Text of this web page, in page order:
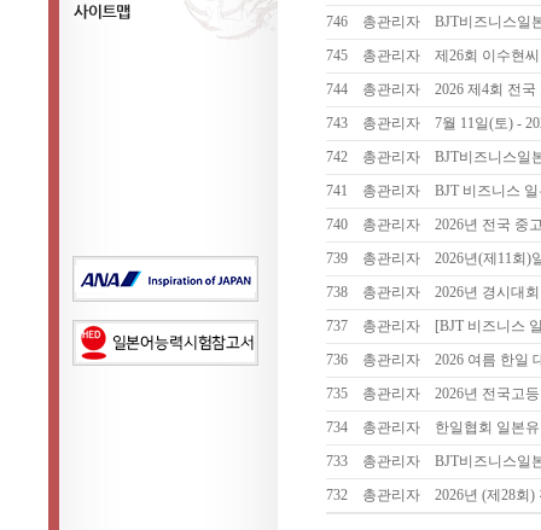
회원모집
746
총관리자
BJT비즈니스일
745
총관리자
제26회 이수현
744
총관리자
2026 제4회 전
743
총관리자
7월 11일(토) -
742
총관리자
BJT비즈니스일
741
총관리자
BJT 비즈니스
740
총관리자
2026년 전국 중
739
총관리자
2026년(제11회)
738
총관리자
2026년 경시대
737
총관리자
[BJT 비즈니스
736
총관리자
2026 여름 한일
735
총관리자
2026년 전국고
734
총관리자
한일협회 일본
733
총관리자
BJT비즈니스일
732
총관리자 2026년 (제28회